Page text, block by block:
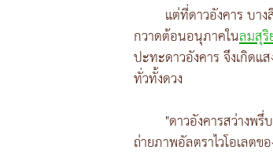
แต่ที่ดาวอังคาร บา
กวาดต้อนอนุภาคในลมสุ
ปะทะดาวอังคาร จึงเกิดแ
ทั่วทั้งดวง
"ดาวอังคารสว่างพ
ถ่ายภาพอัลตราไวโอเลตข